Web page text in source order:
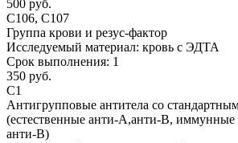
500 руб.
С106, С107
Группа крови и резус-фактор
Исследуемый материал: кровь с ЭДТА
Срок выполнения: 1
350 руб.
С1
Антигрупповые антитела со
(естественные анти-А,анти-В,
анти-В)